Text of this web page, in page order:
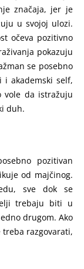
značaja, jer je
u svojoj ulozi.
očeva pozitivno
pokazuju
se posebno
i akademski self,
vole da istražuju
duh.
pozitivan
od majčinog.
sve dok se
trebaju biti u
drugom. Ako
razgovarati,